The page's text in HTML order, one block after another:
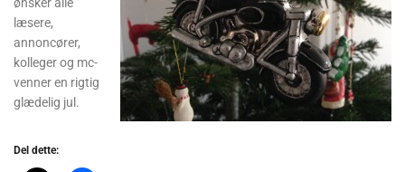
læsere,
annoncører,
kolleger og mc-
venner en rigtig
glædelig jul.
Del dette: